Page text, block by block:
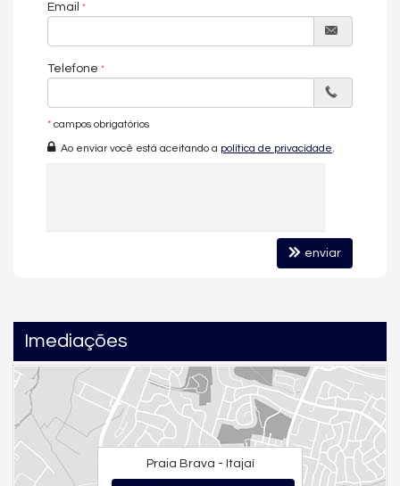
Espaço Gourmet
Portaria 24h
Portão Eletrônico
Brinquedoteca
Quiosque Externo
Piscina Infantil
Gás Central
Email
Telefone
* campos obrigatórios
Ao enviar você está aceitando a política de privacidade.
enviar
Imediações
Praia Brava - Itajaí